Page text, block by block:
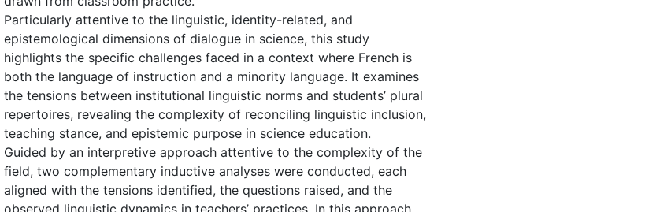
Particularly attentive to the linguistic, identity-related, and
epistemological dimensions of dialogue in science, this study
highlights the specific challenges faced in a context where French is
both the language of instruction and a minority language. It examines
the tensions between institutional linguistic norms and students’ plural
repertoires, revealing the complexity of reconciling linguistic inclusion,
teaching stance, and epistemic purpose in science education.
Guided by an interpretive approach attentive to the complexity of the
field, two complementary inductive analyses were conducted, each
aligned with the tensions identified, the questions raised, and the
observed linguistic dynamics in teachers’ practices. In this approach,